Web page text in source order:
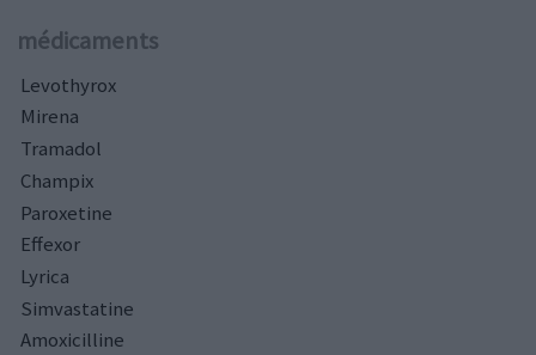
médicaments
Levothyrox
Mirena
Tramadol
Champix
Paroxetine
Effexor
Lyrica
Simvastatine
Amoxicilline